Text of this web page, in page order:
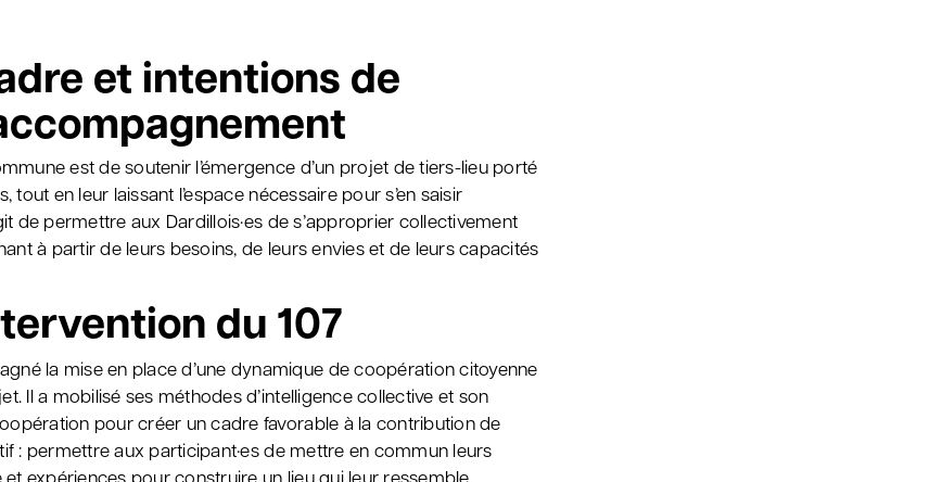
et intentions de
est de soutenir l’émergence d’un projet de tiers-lieu porté
tout en leur laissant l’espace nécessaire pour s’en saisir
de permettre aux Dardillois·es de s’approprier collectivement
à partir de leurs besoins, de leurs envies et de leurs capacités
du 107
la mise en place d’une dynamique de coopération citoyenne
Il a mobilisé ses méthodes d’intelligence collective et son
pour créer un cadre favorable à la contribution de
: permettre aux participant·es de mettre en commun leurs
et expériences pour construire un lieu qui leur ressemble.